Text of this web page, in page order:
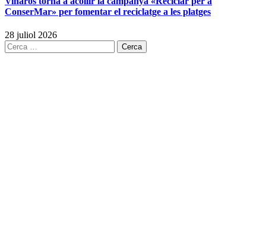
ConserMar» per fomentar el reciclatge a les platges
28 juliol 2026
Cerca: